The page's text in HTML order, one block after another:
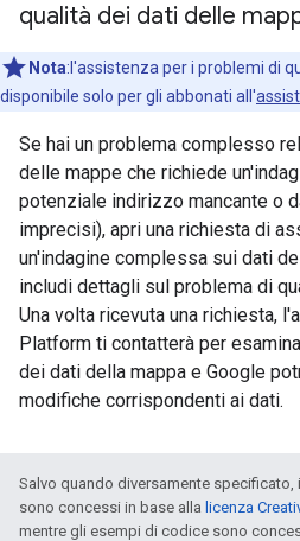
qualità dei dati delle
Nota:l'assistenza per i problemi di
disponibile solo per gli abbonati all'
Se hai un problema complesso
delle mappe che richiede
potenziale indirizzo mancante o
imprecisi), apri una richiesta di
un'indagine complessa sui dati
includi dettagli sul problema di
Una volta ricevuta una richiesta,
Platform ti contatterà per
dei dati della mappa e Google
modifiche corrispondenti ai dati.
Salvo quando diversamente
sono concessi in base alla licenza
mentre gli esempi di codice sono